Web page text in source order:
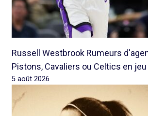
Russell Westbrook Rumeurs
Pistons, Cavaliers ou Celtics en jeu
5 août 2026